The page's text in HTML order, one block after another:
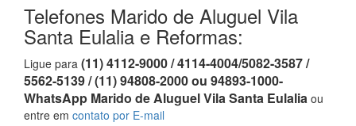
Telefones Marido de Aluguel Vila
Santa Eulalia e Reformas:
Ligue para (11) 4112-9000 / 4114-4004/5082-3587 /
5562-5139 / (11) 94808-2000 ou 94893-1000-
WhatsApp Marido de Aluguel Vila Santa Eulalia ou
entre em contato por E-mail